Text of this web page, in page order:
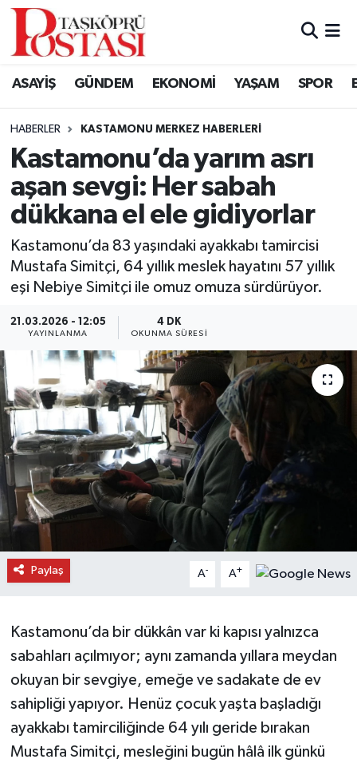
ASAYİŞ GÜNDEM EKONOMİ YAŞAM SPOR
HABERLER KASTAMONU MERKEZ HABERLERI
Kastamonu’da yarım asrı
aşan sevgi: Her sabah
dükkana el ele gidiyorlar
Kastamonu’da 83 yaşındaki ayakkabı tamircisi
Mustafa Simitçi, 64 yıllık meslek hayatını 57 yıllık
eşi Nebiye Simitçi ile omuz omuza sürdürüyor.
21.03.2026 - 12:05
YAYINLANMA
4 DK
OKUNMA SÜRESI
Paylaş A- A+
Kastamonu’da bir dükkân var ki kapısı yalnızca
sabahları açılmıyor; aynı zamanda yıllara meydan
okuyan bir sevgiye, emeğe ve sadakate de ev
sahipliği yapıyor. Henüz çocuk yaşta başladığı
ayakkabı tamirciliğinde 64 yılı geride bırakan
Mustafa Simitçi, mesleğini bugün hâlâ ilk günkü
Kastamonu Vefat Edenler
Araç Haberleri
Azdavay Haberleri
Bozkurt Haberleri
Daday Haberleri
Devrekani Haberleri
Doğanyurt Haberleri
Hanönü Haberleri
İhsangazi Haberleri
Küre Haberleri
Merkez Haberleri
Pınarbaşı Haberleri
Şenpazar Haberleri